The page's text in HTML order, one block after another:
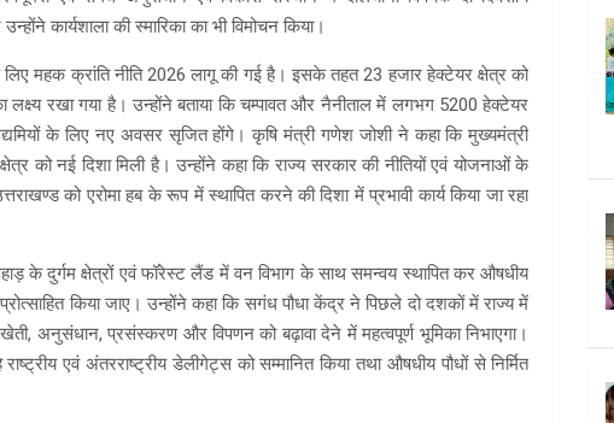
कार्यशाला की स्मारिका का भी विमोचन किया।
महक क्रांति नीति 2026 लागू की गई है। इसके तहत 23 हजार हेक्टेयर क्षेत्र को
रखा गया है। उन्होंने बताया कि चम्पावत और नैनीताल में लगभग 5200 हेक्टेयर
के लिए नए अवसर सृजित होंगे। कृषि मंत्री गणेश जोशी ने कहा कि मुख्यमंत्री
को नई दिशा मिली है। उन्होंने कहा कि राज्य सरकार की नीतियों एवं योजनाओं के
को एरोमा हब के रूप में स्थापित करने की दिशा में प्रभावी कार्य किया जा रहा
के दुर्गम क्षेत्रों एवं फॉरेस्ट लैंड में वन विभाग के साथ समन्वय स्थापित कर औषधीय
किया जाए। उन्होंने कहा कि सगंध पौधा केंद्र ने पिछले दो दशकों में राज्य में
अनुसंधान, प्रसंस्करण और विपणन को बढ़ावा देने में महत्वपूर्ण भूमिका निभाएगा।
एवं अंतरराष्ट्रीय डेलीगेट्स को सम्मानित किया तथा औषधीय पौधों से निर्मित